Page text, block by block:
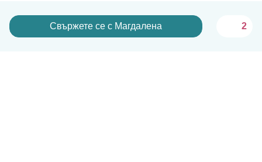
Свържете се с Магдалена 2